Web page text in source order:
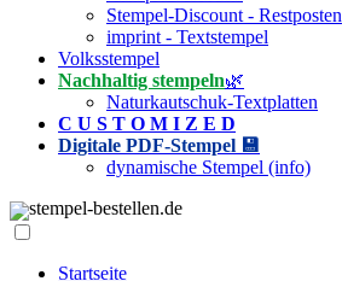
Stempel-Discount - Restposten
imprint - Textstempel
Volksstempel
Nachhaltig stempeln🌿
Naturkautschuk-Textplatten
C U S T O M I Z E D
Digitale PDF-Stempel 💾
dynamische Stempel (info)
stempel-bestellen.de
Startseite